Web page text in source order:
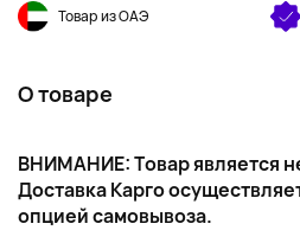
Товар из ОАЭ
О товаре
ВНИМАНИЕ: Товар является
Доставка Карго
опцией самовывоза.